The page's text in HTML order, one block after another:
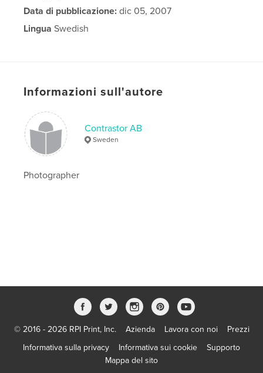
Data di pubblicazione: dic 05, 2007
Lingua Swedish
Informazioni sull'autore
Contrastor AB
Sweden
Photographer
© 2016 - 2026 RPI Print, Inc. Azienda Lavora con noi
Prezzi
Informativa sulla privacy
Informativa sui cookie
Supporto
Mappa del sito